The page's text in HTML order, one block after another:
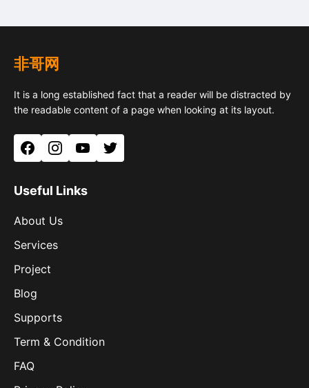
非哥网
It is a long established fact that a reader will be distracted by
the readable content of a page when looking at its layout.
FacebookInstagramYouTubeTwitter
Useful Links
About Us
Services
Project
Blog
Supports
Term & Condition
FAQ